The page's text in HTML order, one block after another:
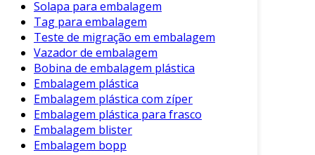
Solapa para embalagem
Tag para embalagem
Teste de migração em embalagem
Vazador de embalagem
Bobina de embalagem plástica
Embalagem plástica
Embalagem plástica com zíper
Embalagem plástica para frasco
Embalagem blister
Embalagem bopp